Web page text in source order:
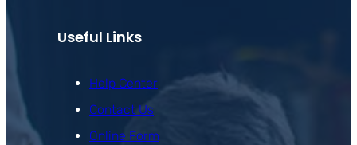
Useful Links
Help Center
Contact Us
Online Form